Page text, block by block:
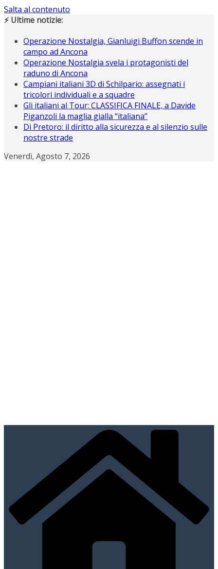
Salta al contenuto
⚡ Ultime notizie:
Operazione Nostalgia, Gianluigi Buffon scende in
campo ad Ancona
Operazione Nostalgia svela i protagonisti del
raduno di Ancona
Campiani italiani 3D di Schilpario: assegnati i
tricolori individuali e a squadre
Gli italiani al Tour: CLASSIFICA FINALE, a Davide
Piganzoli la maglia gialla “italiana”
Di Pretoro: il diritto alla sicurezza e al silenzio sulle
nostre strade
Venerdì, Agosto 7, 2026